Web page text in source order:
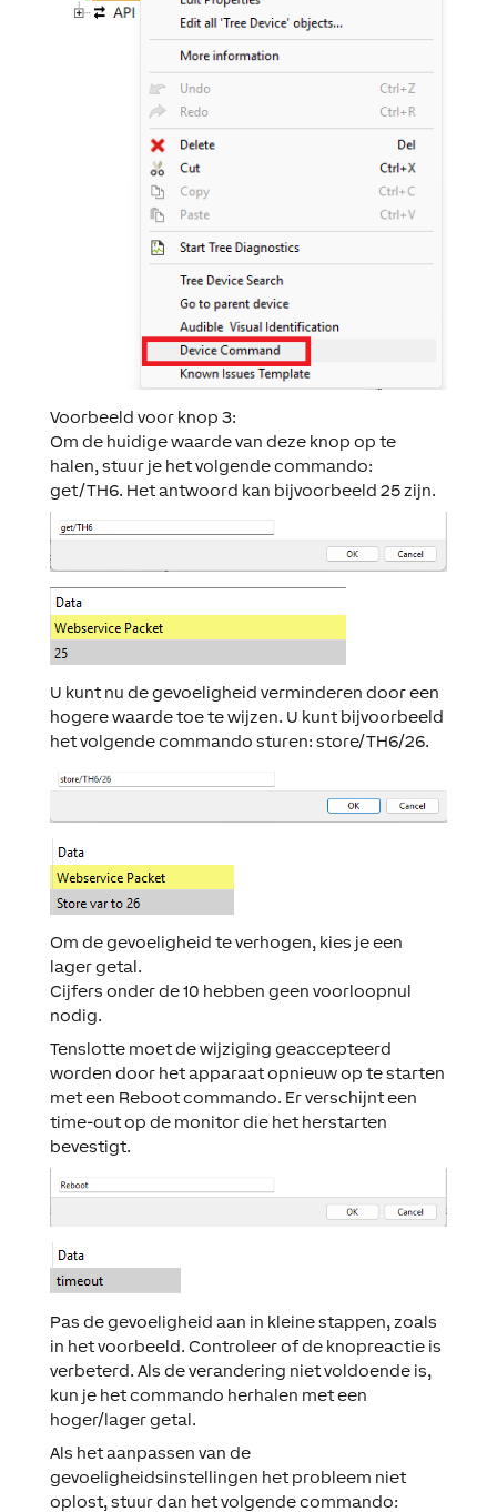
Voorbeeld voor knop 3:
Om de huidige waarde van deze knop op te
halen, stuur je het volgende commando:
get/TH6. Het antwoord kan bijvoorbeeld 25 zijn.
U kunt nu de gevoeligheid verminderen door een
hogere waarde toe te wijzen. U kunt bijvoorbeeld
het volgende commando sturen: store/TH6/26.
Om de gevoeligheid te verhogen, kies je een
lager getal.
Cijfers onder de 10 hebben geen voorloopnul
nodig.
Tenslotte moet de wijziging geaccepteerd
worden door het apparaat opnieuw op te starten
met een Rebootcommando. Er verschijnt een
time-out op de monitor die het herstarten
bevestigt.
Pas de gevoeligheid aan in kleine stappen, zoals
in het voorbeeld. Controleer of de knopreactie is
verbeterd. Als de verandering niet voldoende is,
kun je het commando herhalen met een
hoger/lager getal.
Als het aanpassen van de
gevoeligheidsinstellingen het probleem niet
oplost, stuur dan het volgende commando: